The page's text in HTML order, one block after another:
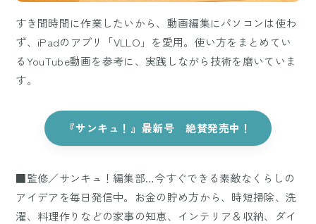
すき間時間に作業したいから、動画編集にパソコンは使わ
ず、iPadのアプリ「VLLO」を愛用。使い方をまとめてい
るYouTube動画を参考に、実践しながら技術を磨いていま
す。
『サンキュ！』最新号 絶賛発売中！
■監修／サンキュ！編集部…今すぐできる素敵なくらしの
アイデアを毎日発信中。お金の貯め方から、時短掃除、洗
濯、料理作りなどの家事の知恵、インテリア＆収納、ダイ